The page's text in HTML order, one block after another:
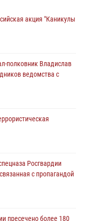
акция "Каникулы
полковник Владислав
ведомства с
Росгвардии
с пропагандой
пресечено более 180